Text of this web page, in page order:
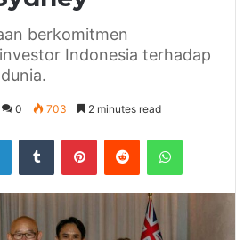
berkomitmen
Indonesia terhadap
0 703 2 minutes read
LinkedInTumblr PinterestReddit